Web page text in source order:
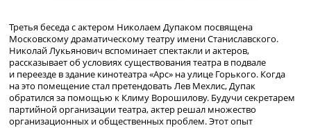
Третья беседа с актером Николаем Дупаком посвящена
Московскому драматическому театру имени Станиславского.
Николай Лукьянович вспоминает спектакли и актеров,
рассказывает об условиях существования театра в подвале
и переезде в здание кинотеатра «Арс» на улице Горького. Когда
на это помещение стал претендовать Лев Мехлис, Дупак
обратился за помощью к Климу Ворошилову. Будучи секретарем
партийной организации театра, актер решал множество
организационных и общественных проблем. Этот опыт